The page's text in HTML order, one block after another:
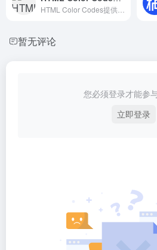
暂无评论
您必须登录才能参
立即登录